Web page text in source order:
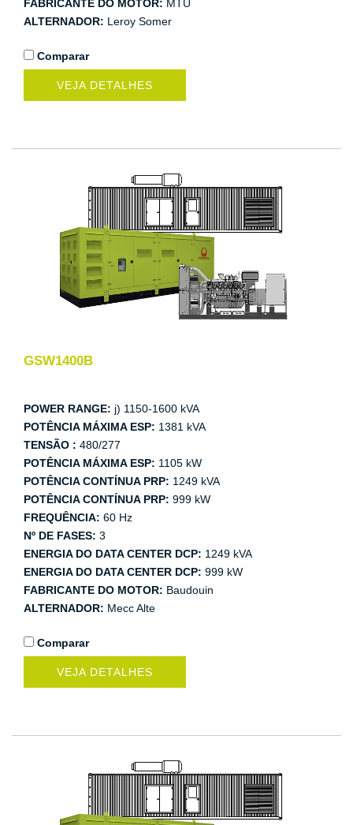
FABRICANTE DO MOTOR: MTU
ALTERNADOR: Leroy Somer
Comparar
VEJA DETALHES
GSW1400B
POWER RANGE: j) 1150-1600 kVA
POTÊNCIA MÁXIMA ESP: 1381 kVA
TENSÃO : 480/277
POTÊNCIA MÁXIMA ESP: 1105 kW
POTÊNCIA CONTÍNUA PRP: 1249 kVA
POTÊNCIA CONTÍNUA PRP: 999 kW
FREQUÊNCIA: 60 Hz
Nº DE FASES: 3
ENERGIA DO DATA CENTER DCP: 1249 kVA
ENERGIA DO DATA CENTER DCP: 999 kW
FABRICANTE DO MOTOR: Baudouin
ALTERNADOR: Mecc Alte
Comparar
VEJA DETALHES